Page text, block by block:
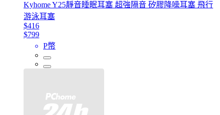
Kyhome Y25靜音睡眠耳塞 超強隔音 矽膠降噪耳塞 飛行
游泳耳塞
$416
$799
P幣